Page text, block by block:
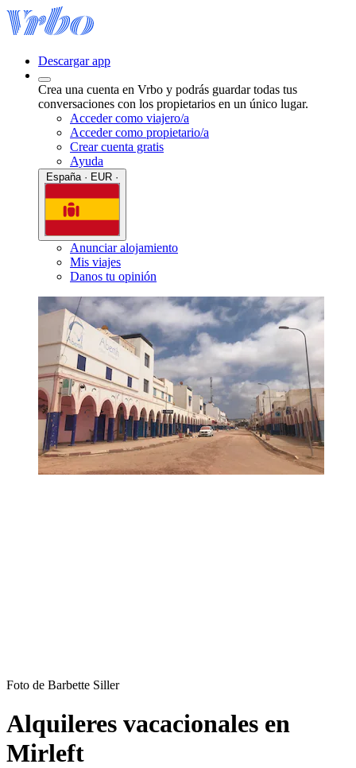
Descargar app
Crea una cuenta en Vrbo y podrás guardar todas tus
conversaciones con los propietarios en un único lugar.
Acceder como viajero/a
Acceder como propietario/a
Crear cuenta gratis
Ayuda
Anunciar alojamiento
Mis viajes
Danos tu opinión
Foto de Barbette Siller
Alquileres vacacionales en
Mirleft